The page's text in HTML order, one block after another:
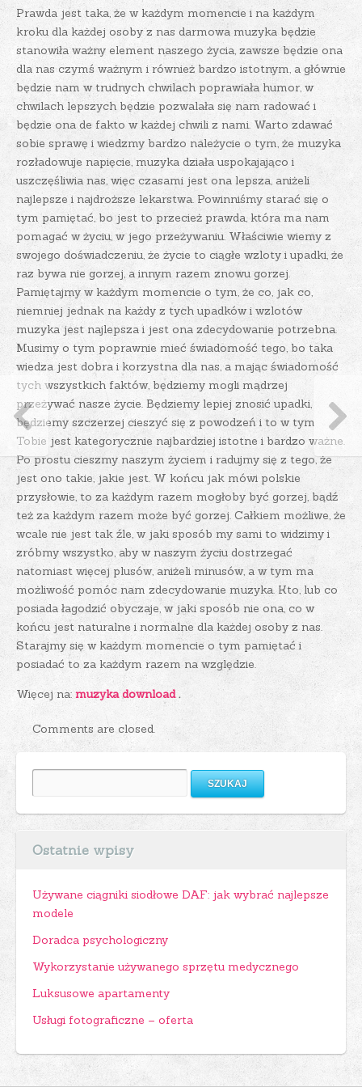
Prawda jest taka, że w każdym momencie i na każdym
kroku dla każdej osoby z nas darmowa muzyka będzie
stanowiła ważny element naszego życia, zawsze będzie ona
dla nas czymś ważnym i również bardzo istotnym, a głównie
będzie nam w trudnych chwilach poprawiała humor, w
chwilach lepszych będzie pozwalała się nam radować i
będzie ona de fakto w każdej chwili z nami. Warto zdawać
sobie sprawę i wiedzmy bardzo należycie o tym, że muzyka
rozładowuje napięcie, muzyka działa uspokajająco i
uszczęśliwia nas, więc czasami jest ona lepsza, aniżeli
najlepsze i najdroższe lekarstwa. Powinniśmy starać się o
tym pamiętać, bo jest to przecież prawda, która ma nam
pomagać w życiu, w jego przeżywaniu. Właściwie wiemy z
swojego doświadczeniu, że życie to ciągłe wzloty i upadki, że
raz bywa nie gorzej, a innym razem znowu gorzej.
Pamiętajmy w każdym momencie o tym, że co, jak co,
niemniej jednak na każdy z tych upadków i wzlotów
muzyka jest najlepsza i jest ona zdecydowanie potrzebna.
Musimy o tym poprawnie mieć świadomość tego, bo taka
wiedza jest dobra i korzystna dla nas, a mając świadomość
tych wszystkich faktów, będziemy mogli mądrzej
przeżywać nasze życie. Będziemy lepiej znosić upadki,
będziemy szczerzej cieszyć się z powodzeń i to w tym
Tobie jest kategorycznie najbardziej istotne i bardzo ważne.
Po prostu cieszmy naszym życiem i radujmy się z tego, że
jest ono takie, jakie jest. W końcu jak mówi polskie
przysłowie, to za każdym razem mogłoby być gorzej, bądź
też za każdym razem może być gorzej. Całkiem możliwe, że
wcale nie jest tak źle, w jaki sposób my sami to widzimy i
zróbmy wszystko, aby w naszym życiu dostrzegać
natomiast więcej plusów, aniżeli minusów, a w tym ma
możliwość pomóc nam zdecydowanie muzyka. Kto, lub co
posiada łagodzić obyczaje, w jaki sposób nie ona, co w
końcu jest naturalne i normalne dla każdej osoby z nas.
Starajmy się w każdym momencie o tym pamiętać i
posiadać to za każdym razem na względzie.
Więcej na: muzyka download .
Comments are closed.
Ostatnie wpisy
Używane ciągniki siodłowe DAF: jak wybrać najlepsze
modele
Doradca psychologiczny
Wykorzystanie używanego sprzętu medycznego
Luksusowe apartamenty
Usługi fotograficzne – oferta